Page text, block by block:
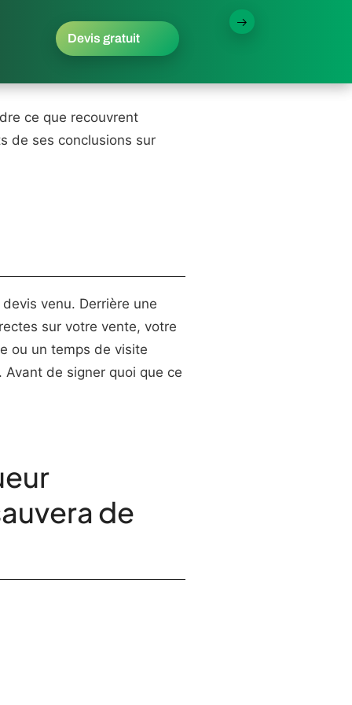
Devis gratuit
ce que recouvrent
de ses conclusions sur
venu. Derrière une
sur votre vente, votre
ou un temps de visite
de signer quoi que ce
de